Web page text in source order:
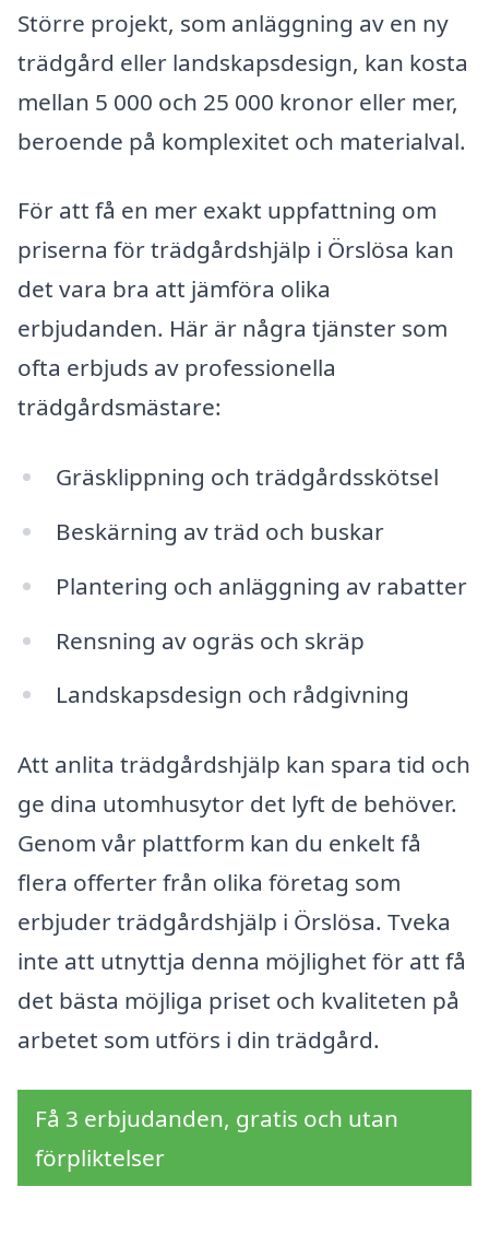
Större projekt, som anläggning av en ny
trädgård eller landskapsdesign, kan kosta
mellan 5 000 och 25 000 kronor eller mer,
beroende på komplexitet och materialval.
För att få en mer exakt uppfattning om
priserna för trädgårdshjälp i Örslösa kan
det vara bra att jämföra olika
erbjudanden. Här är några tjänster som
ofta erbjuds av professionella
trädgårdsmästare:
Gräsklippning och trädgårdsskötsel
Beskärning av träd och buskar
Plantering och anläggning av rabatter
Rensning av ogräs och skräp
Landskapsdesign och rådgivning
Att anlita trädgårdshjälp kan spara tid och
ge dina utomhusytor det lyft de behöver.
Genom vår plattform kan du enkelt få
flera offerter från olika företag som
erbjuder trädgårdshjälp i Örslösa. Tveka
inte att utnyttja denna möjlighet för att få
det bästa möjliga priset och kvaliteten på
arbetet som utförs i din trädgård.
Få 3 erbjudanden, gratis och utan
förpliktelser